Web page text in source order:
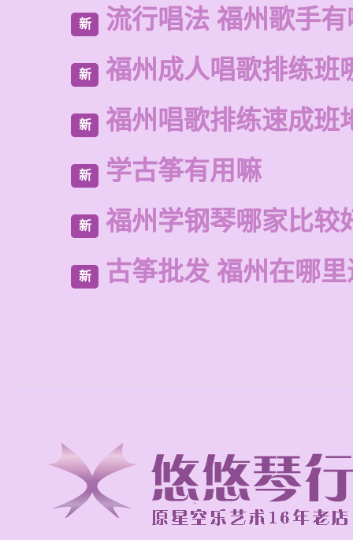
新 流行唱法 福州歌手
新 福州成人唱歌排练班
新 福州唱歌排练速成班
新 学古筝有用嘛
新 福州学钢琴哪家比较
新 古筝批发 福州在哪